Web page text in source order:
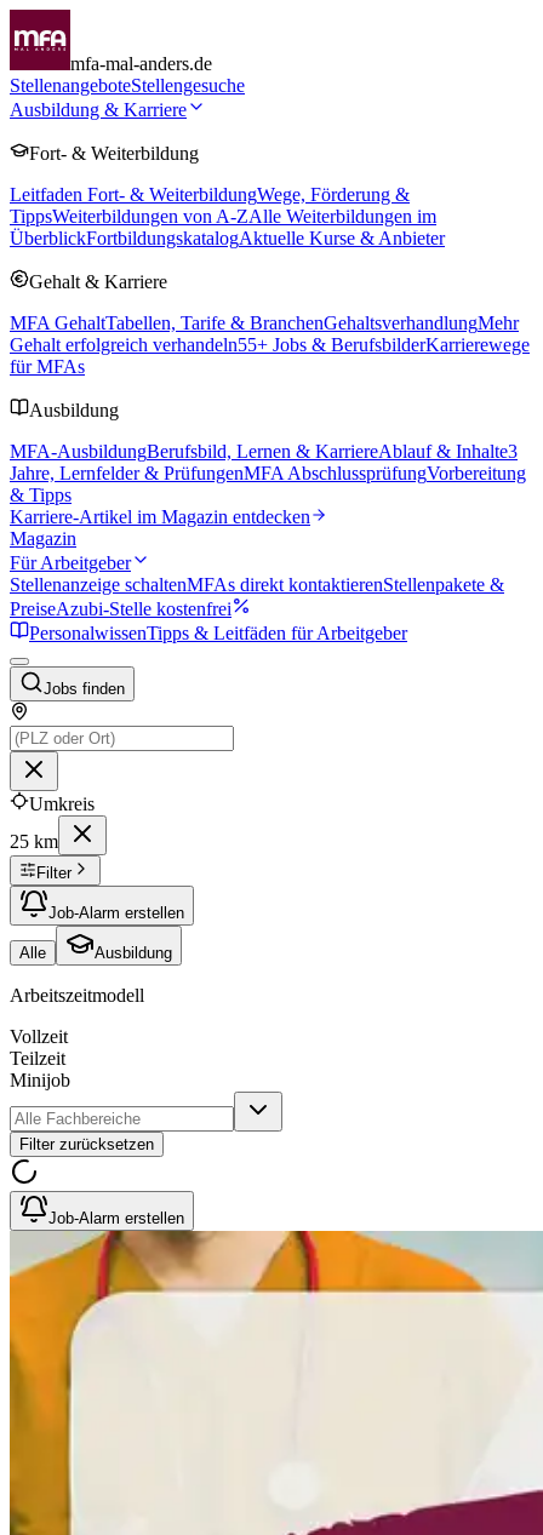
mfa-mal-anders.de
StellenangeboteStellengesuche
Ausbildung & Karriere
Fort- & Weiterbildung
Leitfaden Fort- & WeiterbildungWege, Förderung &
TippsWeiterbildungen von A-ZAlle Weiterbildungen im
ÜberblickFortbildungskatalogAktuelle Kurse & Anbieter
Gehalt & Karriere
MFA GehaltTabellen, Tarife & BranchenGehaltsverhandlungMehr
Gehalt erfolgreich verhandeln55+ Jobs & BerufsbilderKarrierewege
für MFAs
Ausbildung
MFA-AusbildungBerufsbild, Lernen & KarriereAblauf & Inhalte3
Jahre, Lernfelder & PrüfungenMFA AbschlussprüfungVorbereitung
& Tipps
Karriere-Artikel im Magazin entdecken
Magazin
Für Arbeitgeber
Stellenanzeige schaltenMFAs direkt kontaktierenStellenpakete &
PreiseAzubi-Stelle kostenfrei
PersonalwissenTipps & Leitfäden für Arbeitgeber
Jobs finden
Umkreis
25 km
Filter
Job-Alarm erstellen
Alle Ausbildung
Arbeitszeitmodell
Vollzeit
Teilzeit
Minijob
Filter zurücksetzen
Job-Alarm erstellen